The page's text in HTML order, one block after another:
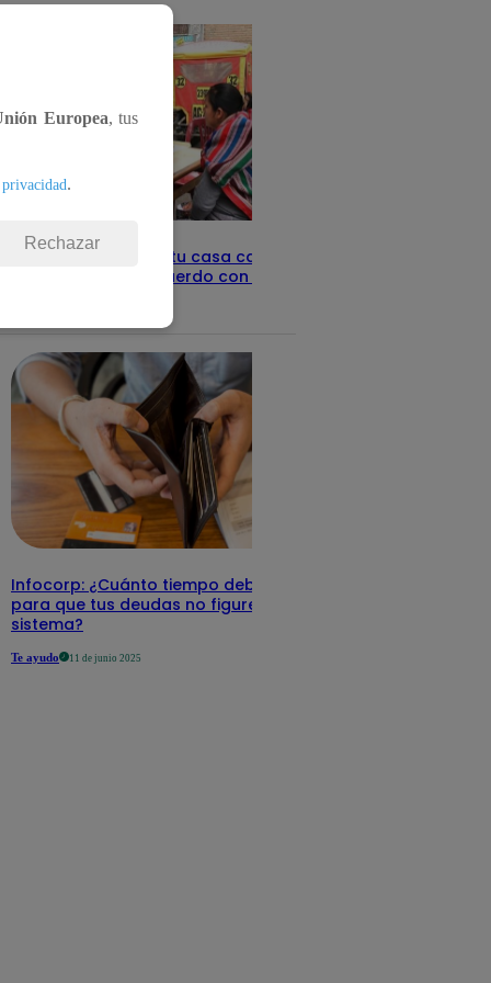
detalles
Revisa con tu DNI si tu casa califica
como pobre, de acuerdo con el Sisfoh
Infocorp: ¿Cuánto tiempo debe pasar
para que tus deudas no figuren en su
sistema?
Te ayudo 11 de junio 2025
Europea, tus
.
Rechazar